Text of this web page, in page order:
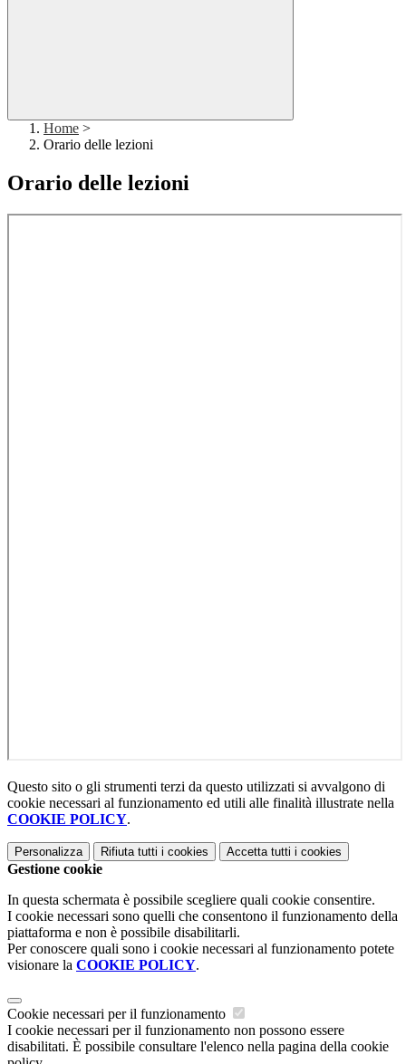
Home >
Orario delle lezioni
Orario delle lezioni
Questo sito o gli strumenti terzi da questo utilizzati si avvalgono di
cookie necessari al funzionamento ed utili alle finalità illustrate nella
COOKIE POLICY.
Personalizza Rifiuta tutti i cookies Accetta tutti i cookies
Gestione cookie
In questa schermata è possibile scegliere quali cookie consentire.
I cookie necessari sono quelli che consentono il funzionamento della
piattaforma e non è possibile disabilitarli.
Per conoscere quali sono i cookie necessari al funzionamento potete
visionare la COOKIE POLICY.
Cookie necessari per il funzionamento
I cookie necessari per il funzionamento non possono essere
disabilitati. È possibile consultare l'elenco nella pagina della cookie